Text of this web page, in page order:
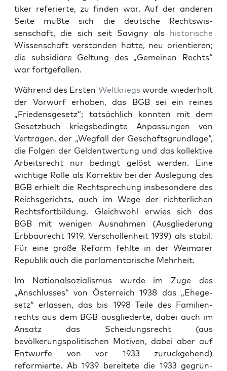
tik­er referierte, zu find­en war. Auf der anderen
Seite mußte sich die deutsche Rechtswis­
senschaft, die sich seit Sav­i­gny als his­torische
Wis­senschaft ver­standen hat­te, neu ori­en­tieren;
die sub­sidiäre Gel­tung des „Gemeinen Rechts“
war fort­ge­fall­en.
Während des Ersten Weltkriegs wurde wieder­holt
der Vor­wurf erhoben, das BGB sei ein reines
„Friedens­ge­setz“; tat­säch­lich kon­nten mit dem
Geset­zbuch kriegs­be­d­ingte Anpas­sun­gen von
Verträ­gen, der „Weg­fall der Geschäfts­grund­lage“,
die Fol­gen der Gelden­twer­tung und das kollek­tive
Arbeit­srecht nur bed­ingt gelöst wer­den. Eine
wichtige Rolle als Kor­rek­tiv bei der Ausle­gung des
BGB erhielt die Recht­sprechung ins­beson­dere des
Reichs­gerichts, auch im Wege der richter­lichen
Rechts­fort­bil­dung. Gle­ich­wohl erwies sich das
BGB mit weni­gen Aus­nah­men (Aus­gliederung
Erb­bau­recht 1919, Ver­schol­len­heit 1939) als sta­bil.
Für eine große Reform fehlte in der Weimar­er
Repub­lik auch die par­la­men­tarische Mehrheit.
Im Nation­al­sozial­is­mus wurde im Zuge des
„Anschlusses“ von Öster­re­ich 1938 das „Ehege­
setz“ erlassen, das bis 1998 Teile des Fam­i­lien­
rechts aus dem BGB aus­gliederte, dabei auch im
Ansatz das Schei­dungsrecht (aus
bevölkerungspoli­tis­chen Motiv­en, dabei aber auf
Entwürfe von vor 1933 zurück­ge­hend)
reformierte. Ab 1939 bere­it­ete die 1933 gegrün­